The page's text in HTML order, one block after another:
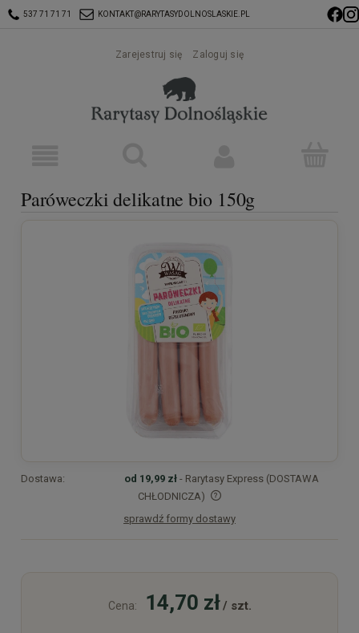
537 71 71 71 KONTAKT@RARYTASYDOLNOSLASKIE.PL
Zarejestruj się Zaloguj się
Paróweczki delikatne bio 150g
Dostawa: od 19,99 zł - Rarytasy Express (DOSTAWA
CHŁODNICZA)
Cena nie zawiera ewentualnych kosztów płatności
sprawdź formy dostawy
Cena: 14,70 zł/ szt.